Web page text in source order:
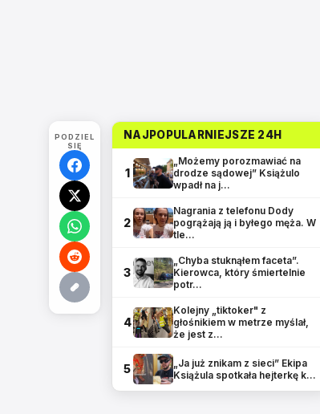
PODZIEL
SIĘ
NAJPOPULARNIEJSZE 24H
1
„Możemy porozmawiać na
drodze sądowej” Książulo
wpadł na j…
2
Nagrania z telefonu Dody
pogrążają ją i byłego męża. W
tle…
3
„Chyba stuknąłem faceta”.
Kierowca, który śmiertelnie
potr…
4
Kolejny „tiktoker" z
głośnikiem w metrze myślał,
że jest z…
5
„Ja już znikam z sieci” Ekipa
Książula spotkała hejterkę k…